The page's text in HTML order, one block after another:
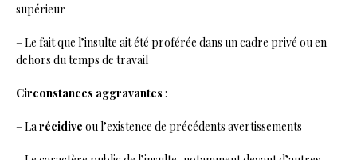
supérieur
– Le fait que l’insulte ait été proférée dans un cadre privé ou en
dehors du temps de travail
Circonstances aggravantes :
– La récidive ou l’existence de précédents avertissements